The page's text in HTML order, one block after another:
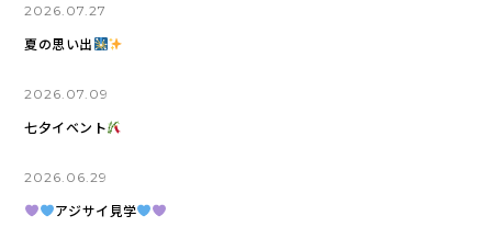
2026.07.27
夏の思い出
2026.07.09
七夕イベント
2026.06.29
アジサイ見学